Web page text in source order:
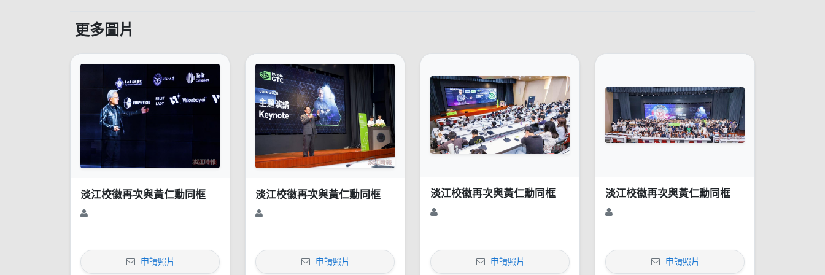
更多圖片
淡江校徽再次與黃仁勳同框
申請照片
淡江校徽再次與黃仁勳同框
申請照片
淡江校徽再次與黃仁勳同框
申請照片
淡江校徽再次與黃仁勳同框
申請照片